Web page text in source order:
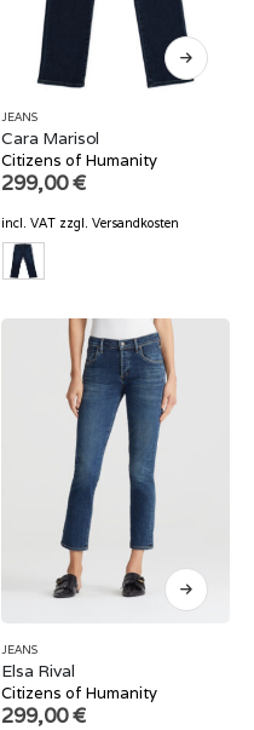
JEANS
Cara Marisol
Citizens of Humanity
299,00€
incl. VAT zzgl. Versandkosten
JEANS
Elsa Rival
Citizens of Humanity
299,00€